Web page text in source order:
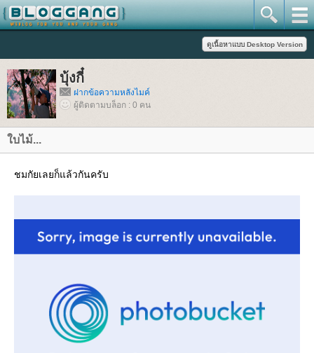
บุ้งกี๋
ฝากข้อความหลังไมค์
ผู้ติดตามบล็อก : 0 คน
บไม้...
ชมกัยเลยก็แล้วกันครับ